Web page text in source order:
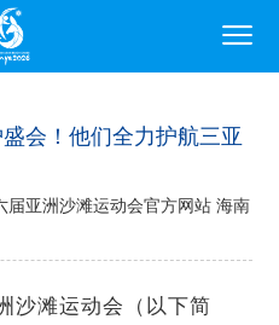
会！他们全力护航三亚
亚洲沙滩运动会官方网站 海南
沙滩运动会（以下简